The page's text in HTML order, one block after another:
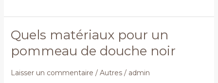
Quels matériaux pour un
pommeau de douche noir
Laisser un commentaire / Autres/ admin
Quels
matériaux
pour
pommeau